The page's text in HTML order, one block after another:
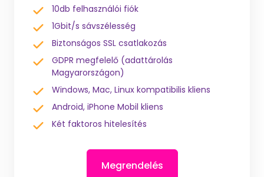
10db felhasználói fiók
1Gbit/s sávszélesség
Biztonságos SSL csatlakozás
GDPR megfelelő (adattárolás
Magyarországon)
Windows, Mac, Linux kompatibilis kliens
Android, iPhone Mobil kliens
Két faktoros hitelesítés
Megrendelés